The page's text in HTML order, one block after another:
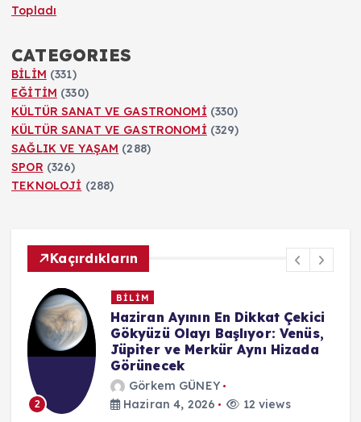
Topladı
CATEGORIES
BİLİM (331)
EĞİTİM (330)
KÜLTÜR SANAT VE GASTRONOMİ (330)
KÜLTÜR SANAT VE GASTRONOMİ (329)
SAĞLIK VE YAŞAM (288)
SPOR (326)
TEKNOLOJİ (288)
Kaçırdıkların
2
BİLİM
Haziran Ayının En Dikkat Çekici
Gökyüzü Olayı Başlıyor: Venüs,
Jüpiter ve Merkür Aynı Hizada
Görünecek
Görkem GÜNEY
Haziran 4, 2026
12 views